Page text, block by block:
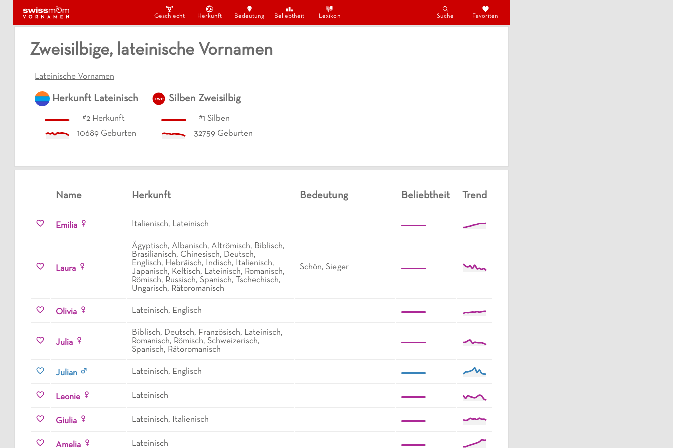
Geschlecht Herkunft Bedeutung Beliebtheit Lexikon Suche Favoriten
Zweisilbige, lateinische Vornamen
Lateinische Vornamen
Herkunft Lateinisch
#2 Herkunft
10689 Geburten
zwe Silben Zweisilbig
#1 Silben
32759 Geburten
Name Herkunft Bedeutung Beliebtheit Trend
Emilia Italienisch, Lateinisch
Laura
Ägyptisch, Albanisch, Altrömisch, Biblisch,
Brasilianisch, Chinesisch, Deutsch,
Englisch, Hebräisch, Indisch, Italienisch,
Japanisch, Keltisch, Lateinisch, Romanisch,
Römisch, Russisch, Spanisch, Tschechisch,
Ungarisch, Rätoromanisch
Schön, Sieger
Olivia Lateinisch, Englisch
Julia
Biblisch, Deutsch, Französisch, Lateinisch,
Romanisch, Römisch, Schweizerisch,
Spanisch, Rätoromanisch
Julian Lateinisch, Englisch
Leonie Lateinisch
Giulia Lateinisch, Italienisch
Amelia Lateinisch